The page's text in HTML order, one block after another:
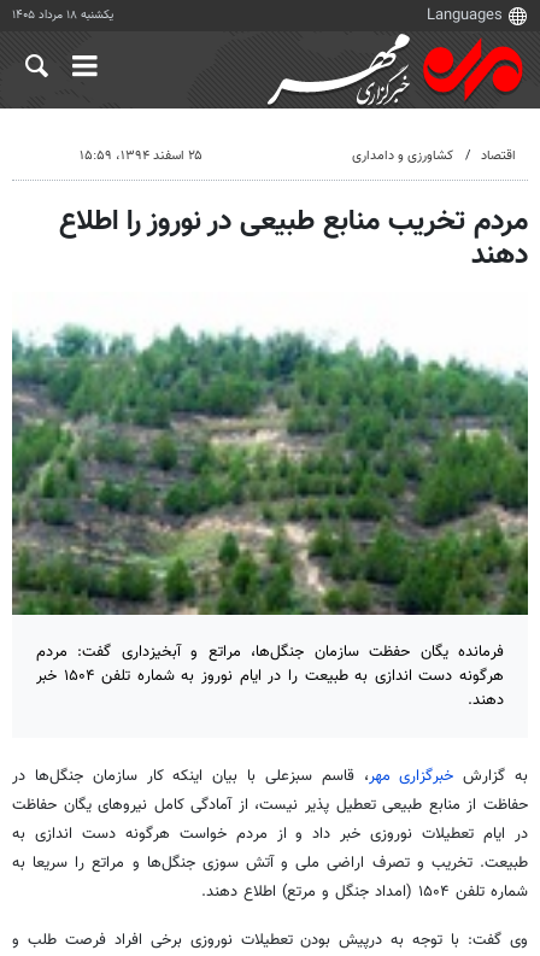
یکشنبه ۱۸ مرداد ۱۴۰۵
اقتصاد کشاورزی و دامداری ۲۵ اسفند ۱۳۹۴، ۱۵:۵۹
مردم تخریب منابع طبیعی در نوروز را اطلاع
دهند
فرمانده یگان حفظت سازمان جنگل‌ها، مراتع و آبخیزداری گفت: مردم
هرگونه دست اندازی به طبیعت را در ایام نوروز به شماره تلفن ۱۵۰۴ خبر
دهند.
به گزارش خبرگزاری مهر، قاسم سبزعلی با بیان اینکه کار سازمان جنگل‌ها در
حفاظت از منابع طبیعی تعطیل پذیر نیست، از آمادگی کامل نیروهای یگان حفاظت
در ایام تعطیلات نوروزی خبر داد و از مردم خواست هرگونه دست اندازی به
طبیعت. تخریب و تصرف اراضی ملی و آتش سوزی جنگل‌ها و مراتع را سریعا به
شماره تلفن ۱۵۰۴ (امداد جنگل و مرتع) اطلاع دهند.
وی گفت: با توجه به درپیش بودن تعطیلات نوروزی برخی افراد فرصت طلب و